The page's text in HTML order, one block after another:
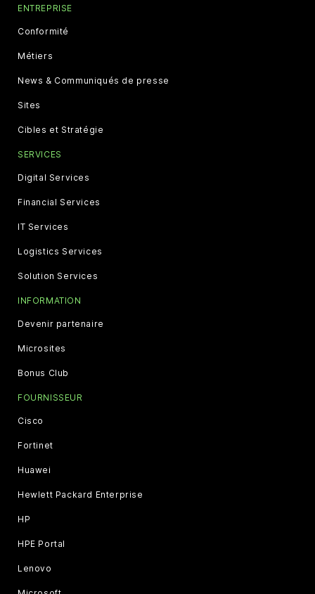
ENTREPRISE
Conformité
Métiers
News & Communiqués de presse
Sites
Cibles et Stratégie
SERVICES
Digital Services
Financial Services
IT Services
Logistics Services
Solution Services
INFORMATION
Devenir partenaire
Microsites
Bonus Club
FOURNISSEUR
Cisco
Fortinet
Huawei
Hewlett Packard Enterprise
HP
HPE Portal
Lenovo